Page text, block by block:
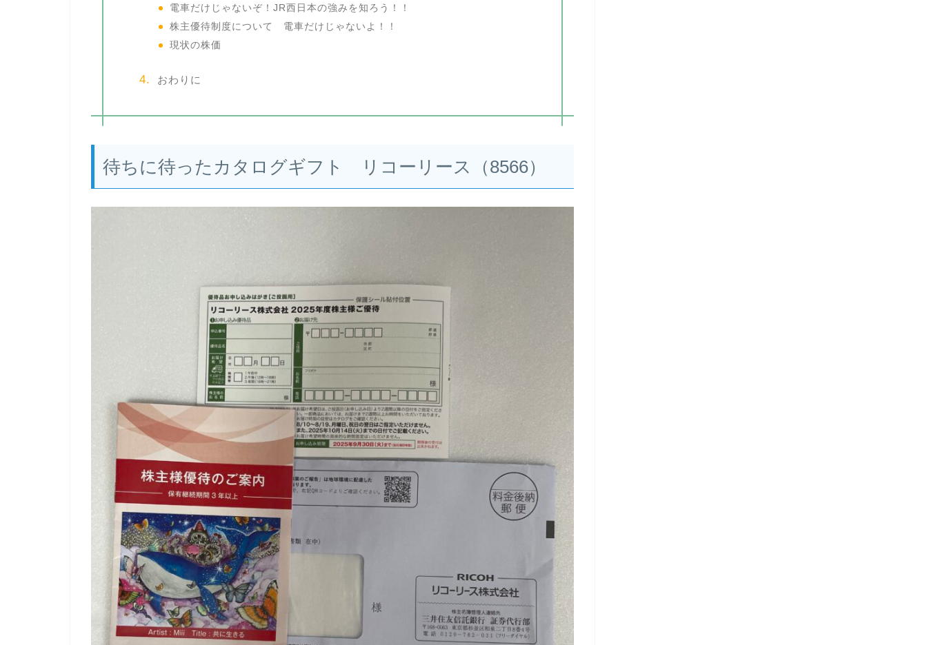
電車だけじゃないぞ！JR西日本の強みを知ろう！！
株主優待制度について 電車だけじゃないよ！！
現状の株価
おわりに
待ちに待ったカタログギフト リコーリース（8566）